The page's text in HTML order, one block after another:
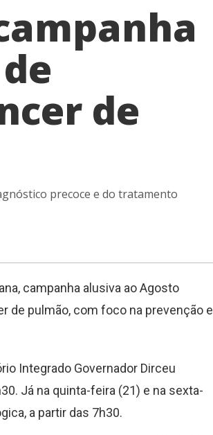
de
precoce e do tratamento
campanha alusiva ao Agosto
de pulmão, com foco na prevenção e
Integrado Governador Dirceu
Já na quinta-feira (21) e na sexta-
a partir das 7h30.